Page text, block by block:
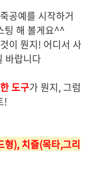
공예를 시작하거
팅 해 볼게요^^
이 뭔지! 어디서 사
바랍니다
도구가 뭔지, 그럼
!
형), 치즐(목타,그리